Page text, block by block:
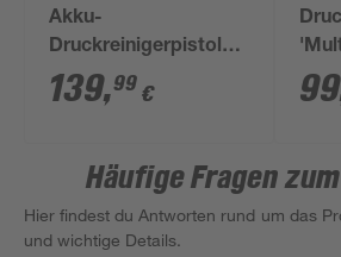
Akku-
Druckreinigerpistole
'Hypresso 18/24-1'
ohne Akku
139,99 € 99
Häufige Fragen
Hier findest du Antworten rund um das
und wichtige Details.